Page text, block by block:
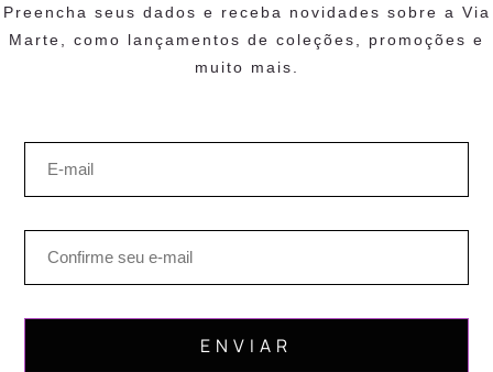
Preencha seus dados e receba novidades sobre a Via
Marte, como lançamentos de coleções, promoções e
muito mais.